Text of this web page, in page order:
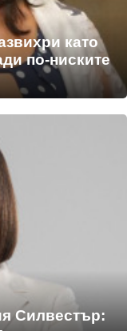
като
по-ниските
Силвестър: